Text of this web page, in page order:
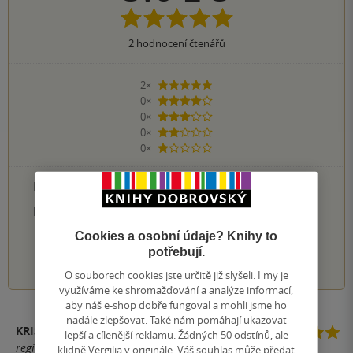
2hodnocení čtenářů
2×
5 hvězdiček
0×
4 hvězdičky
0×
3 hvězdičky
0×
2 hvězdičky
0×
1 hvezdička
PŘIDEJTE SVÉ HODNOCENÍ PRODUKTU
Hodnocení našich knihkupců: 0.0 z 5
3 4 5
KRISTÝNA JANČOVÁ
registrovaný uživatel
Cookies a osobní údaje? Knihy to
potřebují.
O souborech cookies jste určitě již slyšeli. I my je
využíváme ke shromažďování a analýze informací,
aby náš e-shop dobře fungoval a mohli jsme ho
nadále zlepšovat. Také nám pomáhají ukazovat
lepší a cílenější reklamu. Žádných 50 odstínů, ale
klidně Vergilia v originále. Váš souhlas může předat